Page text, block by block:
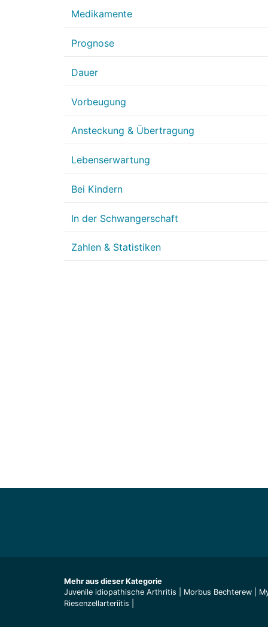
Medikamente
Prognose
Dauer
Vorbeugung
Ansteckung & Übertragung
Lebenserwartung
Bei Kindern
In der Schwangerschaft
Zahlen & Statistiken
Mehr aus dieser Kategorie
Juvenile idiopathische Arthritis
Morbus Bechterew
Riesenzellarteriitis